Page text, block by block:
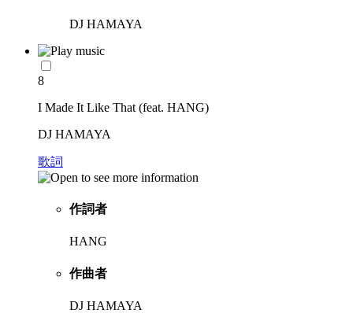
DJ HAMAYA
8
I Made It Like That (feat. HANG)
DJ HAMAYA
歌詞
作詞者
HANG
作曲者
DJ HAMAYA